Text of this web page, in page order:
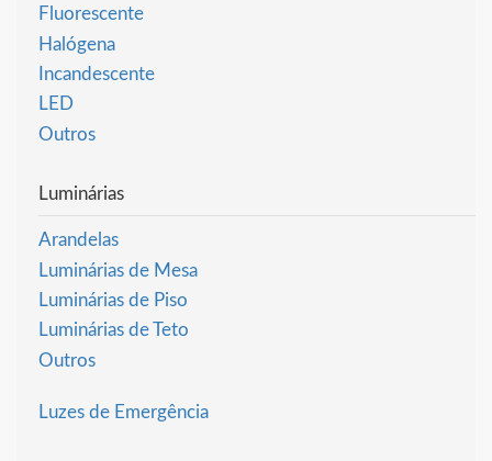
Fluorescente
Halógena
Incandescente
LED
Outros
Luminárias
Arandelas
Luminárias de Mesa
Luminárias de Piso
Luminárias de Teto
Outros
Luzes de Emergência